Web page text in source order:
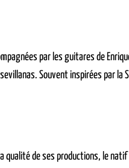
par les guitares de
Souvent inspirées par
qualité de ses productions, le